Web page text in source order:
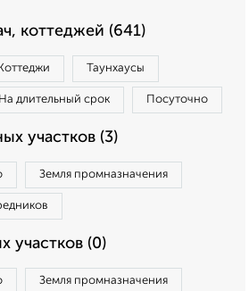
коттеджей (641)
Коттеджи Таунхаусы
На длительный срок Посуточно
участков (3)
Земля промназначения
участков (0)
Земля промназначения